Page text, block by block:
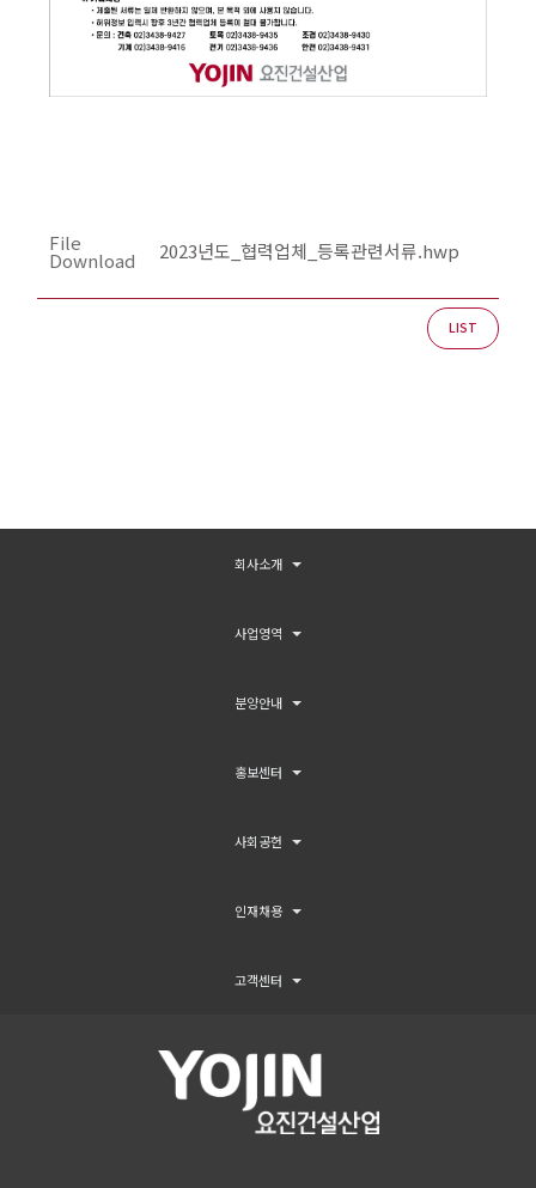
File
Download 2023년도_협력업체_등록관련서류.hwp
LIST
회사소개
사업영역
분양안내
홍보센터
사회공헌
인재채용
고객센터